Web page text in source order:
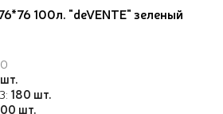
100л. "deVENTE" зеленый
180 шт.
шт.